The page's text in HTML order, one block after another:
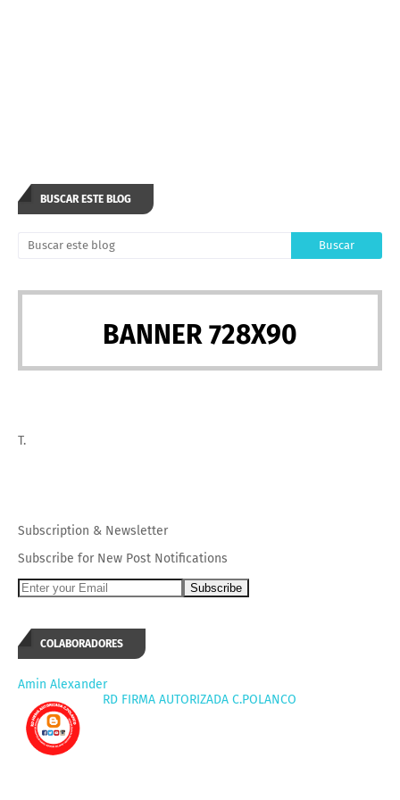
BUSCAR ESTE BLOG
BANNER 728X90
T.
Subscription & Newsletter
Subscribe for New Post Notifications
COLABORADORES
Amin Alexander
RD FIRMA AUTORIZADA C.POLANCO